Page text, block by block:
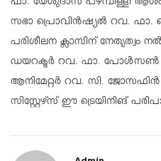
സഭാ പ്രൊവിൻഷ്യൽ റവ. ഫാ.
പരിശീലന ക്ലാസിന് നേതൃത്വം
ഡയറക്ടർ റവ. ഫാ. പോൾസൺ
ആനിമേറ്റർ റവ. സി. ജോസഫിൻ
സിസ്റ്റേഴ്സ് ഈ ട്രെയിനിങ്